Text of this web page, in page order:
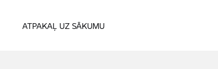
ATPAKAĻ UZ SĀKUMU